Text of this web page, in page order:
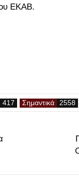
ΕΚΑΒ.
Σημαντικά